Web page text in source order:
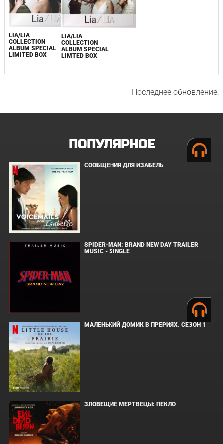
LIA/LIA
COLLECTION
ALBUM SPECIAL
LIMITED BOX
LIA/LIA
COLLECTION
ALBUM SPECIAL
LIMTED BOX
Последнее обновление:
ПОПУЛЯРНОЕ
СООБЩЕНИЯ ДЛЯ ИЗАБЕЛЬ
SPIDER-MAN: BRAND NEW DAY TRAILER
MUSIC - SINGLE
МАЛЕНЬКИЙ ДОМИК В ПРЕРИЯХ. СЕЗОН 1
ЗЛОВЕЩИЕ МЕРТВЕЦЫ: ПЕКЛО